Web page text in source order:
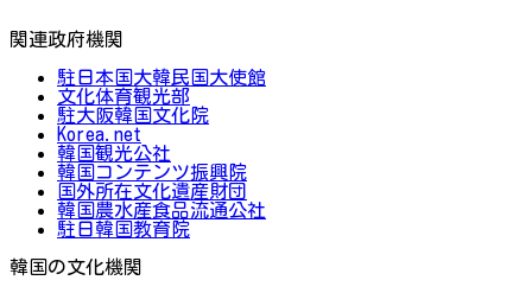
関連政府機関
駐日本国大韓民国大使館
文化体育観光部
駐大阪韓国文化院
Korea.net
韓国観光公社
韓国コンテンツ振興院
国外所在文化遺産財団
韓国農水産食品流通公社
駐日韓国教育院
韓国の文化機関